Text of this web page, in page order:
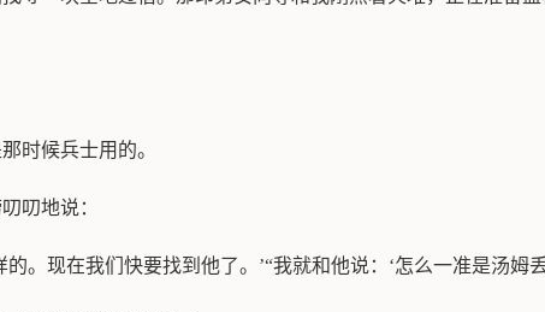
时候兵士用的。
叨地说：
。现在我们快要找到他了。’“我就和他说：‘怎么一准是汤姆